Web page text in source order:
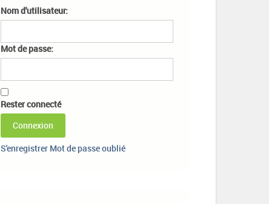
Nom d'utilisateur:
Mot de passe:
Rester connecté
Connexion
S'enregistrer Mot de passe oublié